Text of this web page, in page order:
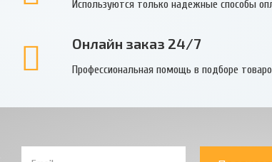
Используются только надежные способы
Онлайн заказ 24/7
Профессиональная помощь в подборе